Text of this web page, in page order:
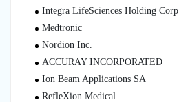
Integra LifeSciences Holding Corp
Medtronic
Nordion Inc.
ACCURAY INCORPORATED
Ion Beam Applications SA
RefleXion Medical